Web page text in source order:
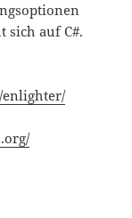
sich auf C#.
enlighter/